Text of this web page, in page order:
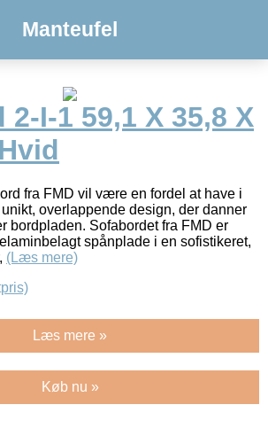
Manteufel
I-1 59,1 X 35,8 X
fra FMD vil være en fordel at have i
overlappende design, der danner
bordpladen. Sofabordet fra FMD er
spånplade i en sofistikeret,
(Læs mere)
Læs mere »
Køb nu »